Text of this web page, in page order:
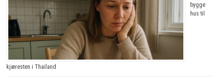
bygge
hus til
kjæresten i Thailand